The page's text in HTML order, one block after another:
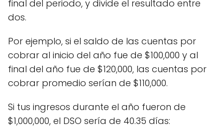
final del periodo, y divide el resultado entre
dos.
Por ejemplo, si el saldo de las cuentas por
cobrar al inicio del año fue de $100,000 y al
final del año fue de $120,000, las cuentas por
cobrar promedio serían de $110,000.
Si tus ingresos durante el año fueron de
$1,000,000, el DSO sería de 40.35 días: